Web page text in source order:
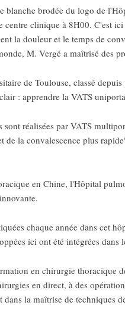
brodée du logo de
centre clinique à 8H00. C'est
la douleur et le temps de
M. Vergé a maîtrisé des
de Toulouse, classé
: apprendre la VATS
réalisées par VATS
de la convalescence plus
en Chine, l'Hôpital
chaque année dans cet
ici ont été intégrées
en chirurgie
en direct, à des
la maîtrise de techniques